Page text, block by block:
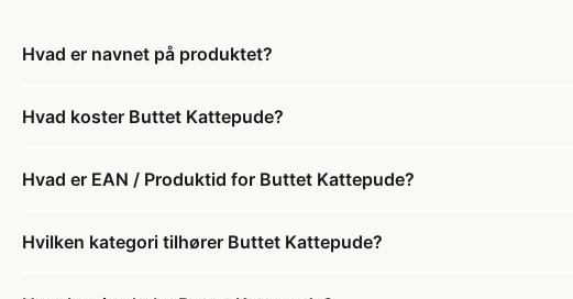
Hvad er navnet på produktet?
Hvad koster Buttet Kattepude?
Hvad er EAN / Produktid for Buttet Kattepude?
Hvilken kategori tilhører Buttet Kattepude?